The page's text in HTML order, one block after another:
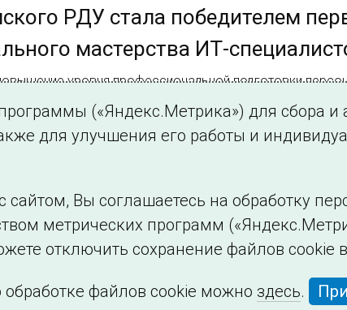
РДУ стала победителем
мастерства ИТ-
уровня профессиональной подготовки
диспетчерского управления,
Филиалы и представительства Использование
(«Яндекс.Метрика») для сбора
для улучшения его работы и
Вы соглашаетесь на обработку
метрических программ
отключить сохранение файлов cookie
файлов cookie можно здесь.